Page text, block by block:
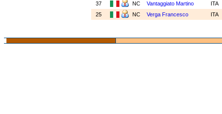
37
NC Vantaggiato Martino
ITA
25
NC Verga Francesco ITA